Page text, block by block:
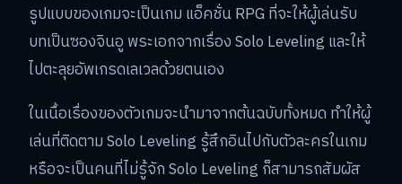
รูปแบบของเกมจะเป็นเกม แอ็คชั่น RPG ที่จะให้ผู้เล่นรับ
บทเป็นซองจินอู พระเอกจากเรื่อง Solo Leveling และให้
ไปตะลุยอัพเกรดเลเวลด้วยตนเอง
ในเนื้อเรื่องของตัวเกมจะนำมาจากต้นฉบับทั้งหมด ทำให้ผู้
เล่นที่ติดตาม Solo Leveling รู้สึกอินไปกับตัวละครในเกม
หรือจะเป็นคนที่ไม่รู้จัก Solo Leveling ก็สามารถสัมผัส